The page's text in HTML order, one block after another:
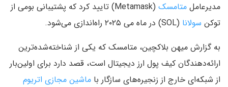
مدیرعامل متامسک
(Metamask) تایید کرد که پشتیبانی بومی از
توکن سولانا (SOL) در ماه می ۲۰۲۵ راه‌اندازی می‌شود.
به گزارش میهن بلاکچین، متامسک که یکی از شناخته‌شده‌ترین
ارائه‌دهندگان کیف پول ارز دیجیتال است، قصد دارد برای اولین‌بار
از شبکه‌ای خارج از زنجیره‌های سازگار با ماشین مجازی اتریوم